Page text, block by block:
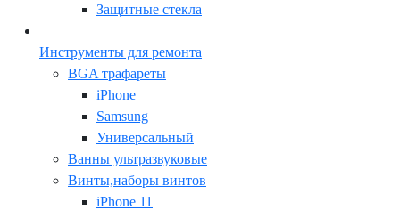
Защитные стекла
Инструменты для ремонта
BGA трафареты
iPhone
Samsung
Универсальный
Ванны ультразвуковые
Винты,наборы винтов
iPhone 11